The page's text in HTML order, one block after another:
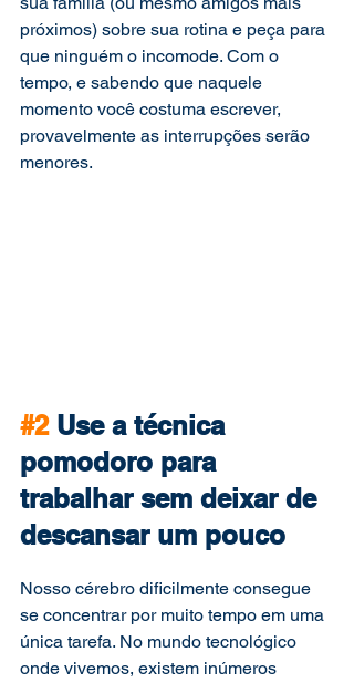
próximos) sobre sua rotina e peça para
que ninguém o incomode. Com o
tempo, e sabendo que naquele
momento você costuma escrever,
provavelmente as interrupções serão
menores.
#2 Use a técnica
pomodoro para
trabalhar sem deixar de
descansar um pouco
Nosso cérebro dificilmente consegue
se concentrar por muito tempo em uma
única tarefa. No mundo tecnológico
onde vivemos, existem inúmeros